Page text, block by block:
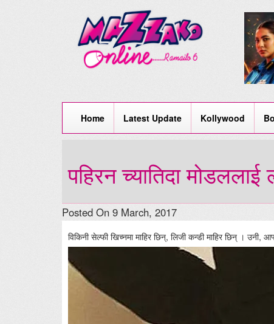
Home Latest Update Kollywood
पहिरन च्यातिदा मोडललाई
Posted On 9 March, 2017
विकिनी सेल्फी खिच्नमा माहिर छिन्, लिजी कन्डी माहिर छिन् । उनी,